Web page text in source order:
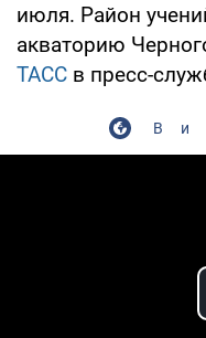
июля. Район
акваторию
ТАСС в пресс-